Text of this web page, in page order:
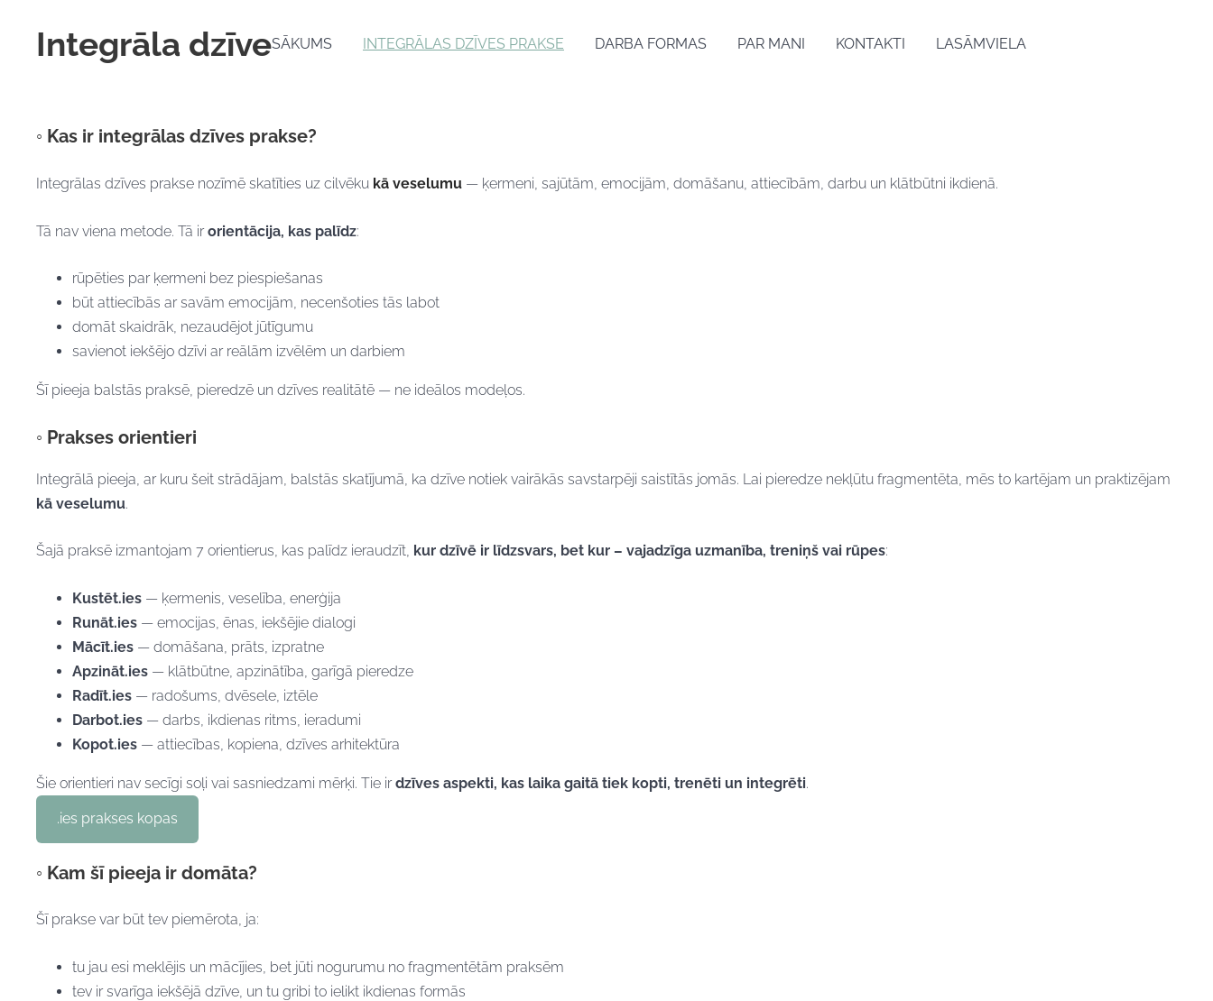
Integrāla dzīveSĀKUMS INTEGRĀLAS DZĪVES PRAKSE DARBA FORMAS PAR MANI KONTAKTI LASĀMVIELA
◦ Kas ir integrālas dzīves prakse?
Integrālas dzīves prakse nozīmē skatīties uz cilvēku kā veselumu — ķermeni, sajūtām, emocijām, domāšanu, attiecībām, darbu un klātbūtni ikdienā.
Tā nav viena metode. Tā irorientācija, kas palīdz:
rūpēties par ķermeni bez piespiešanas
būt attiecībās ar savām emocijām, necenšoties tās labot
domāt skaidrāk, nezaudējot jūtīgumu
savienot iekšējo dzīvi ar reālām izvēlēm un darbiem
Šī pieeja balstās praksē, pieredzē un dzīves realitātē — ne ideālos modeļos.
◦ Prakses orientieri
Integrālā pieeja, ar kuru šeit strādājam, balstās skatījumā, ka dzīve notiek vairākās savstarpēji saistītās jomās. Lai pieredze nekļūtu fragmentēta, mēs to kartējam un praktizējam
kā veselumu.
Šajā praksē izmantojam 7 orientierus, kas palīdz ieraudzīt, kur dzīvē ir līdzsvars, bet kur – vajadzīga uzmanība, treniņš vai rūpes:
Kustēt.ies — ķermenis, veselība, enerģija
Runāt.ies — emocijas, ēnas, iekšējie dialogi
Mācīt.ies — domāšana, prāts, izpratne
Apzināt.ies — klātbūtne, apzinātība, garīgā pieredze
Radīt.ies — radošums, dvēsele, iztēle
Darbot.ies — darbs, ikdienas ritms, ieradumi
Kopot.ies — attiecības, kopiena, dzīves arhitektūra
Šie orientieri nav secīgi soļi vai sasniedzami mērķi. Tie irdzīves aspekti, kas laika gaitā tiek kopti, trenēti un integrēti.
.ies prakses kopas
◦ Kam šī pieeja ir domāta?
Šī prakse var būt tev piemērota, ja:
tu jau esi meklējis un mācījies, bet jūti nogurumu no fragmentētām praksēm
tev ir svarīga iekšējā dzīve, un tu gribi to ielikt ikdienas formās